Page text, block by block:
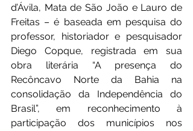
d’Ávila, Mata de São João e Lauro de
Freitas – é baseada em pesquisa do
professor, historiador e pesquisador
Diego Copque, registrada em sua
obra literária “A presença do
Recôncavo Norte da Bahia na
consolidação da Independência do
Brasil”, em reconhecimento à
participação dos municípios nos